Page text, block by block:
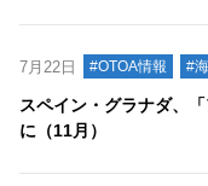
7月22日 #OTOA情報 #
スペイン・グラナダ、
に（11月）